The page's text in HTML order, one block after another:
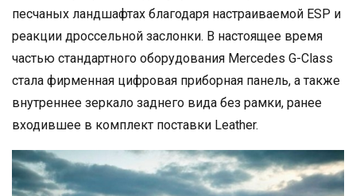
песчаных ландшафтах благодаря настраиваемой ESP и
реакции дроссельной заслонки. В настоящее время
частью стандартного оборудования Mercedes G-Class
стала фирменная цифровая приборная панель, а также
внутреннее зеркало заднего вида без рамки, ранее
входившее в комплект поставки Leather.